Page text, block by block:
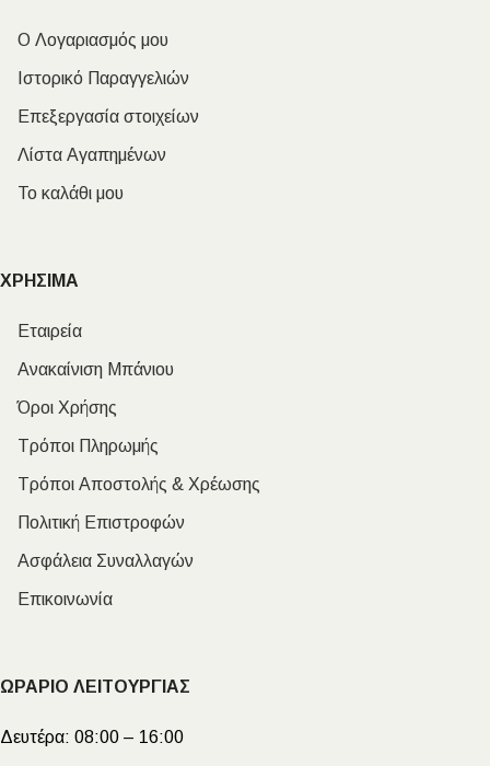
Ο Λογαριασμός μου
Ιστορικό Παραγγελιών
Επεξεργασία στοιχείων
Λίστα Αγαπημένων
Το καλάθι μου
ΧΡΗΣΙΜΑ
Εταιρεία
Ανακαίνιση Μπάνιου
Όροι Χρήσης
Τρόποι Πληρωμής
Τρόποι Αποστολής & Χρέωσης
Πολιτική Επιστροφών
Ασφάλεια Συναλλαγών
Επικοινωνία
ΩΡΑΡΙΟ ΛΕΙΤΟΥΡΓΙΑΣ
Δευτέρα: 08:00 – 16:00